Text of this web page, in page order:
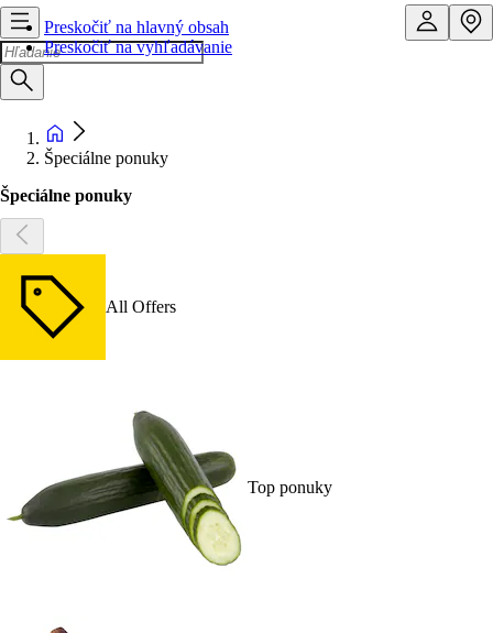
Preskočiť na hlavný obsah
Preskočiť na vyhľadávanie
Špeciálne ponuky
Špeciálne ponuky
All Offers
Top ponuky